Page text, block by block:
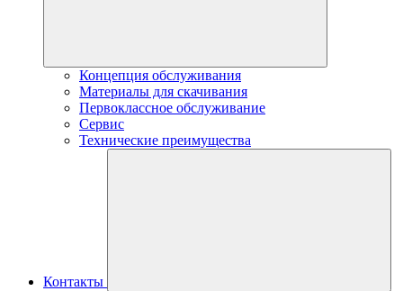
Концепция обслуживания
Материалы для скачивания
Первоклассное обслуживание
Сервис
Технические преимущества
Контакты